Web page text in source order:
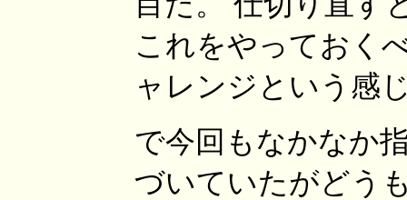
これをやっておく
ャレンジという感
で今回もなかなか
づいていたがどう